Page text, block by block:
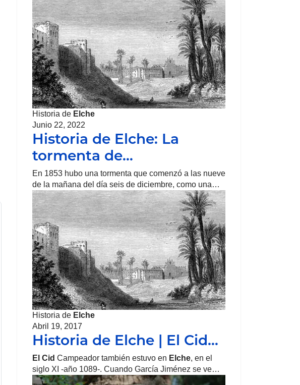
Historia de Elche
Junio 22, 2022
Historia de Elche: La
tormenta de…
En 1853 hubo una tormenta que comenzó a las nueve
de la mañana del día seis de diciembre, como una…
Historia de Elche
Abril 19, 2017
Historia de Elche | El Cid…
El Cid Campeador también estuvo en Elche, en el
siglo XI -año 1089-. Cuando García Jiménez se ve…